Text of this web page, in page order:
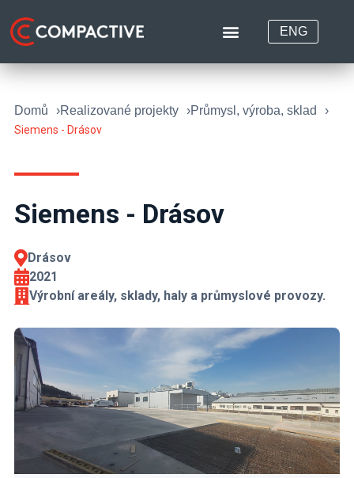
ENG
Domů Realizované projekty Průmysl, výroba, sklad
Siemens - Drásov
Siemens - Drásov
Drásov
2021
Výrobní areály, sklady, haly a průmyslové provozy.